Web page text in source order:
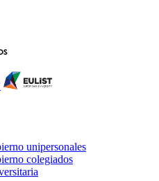
unipersonales
colegiados